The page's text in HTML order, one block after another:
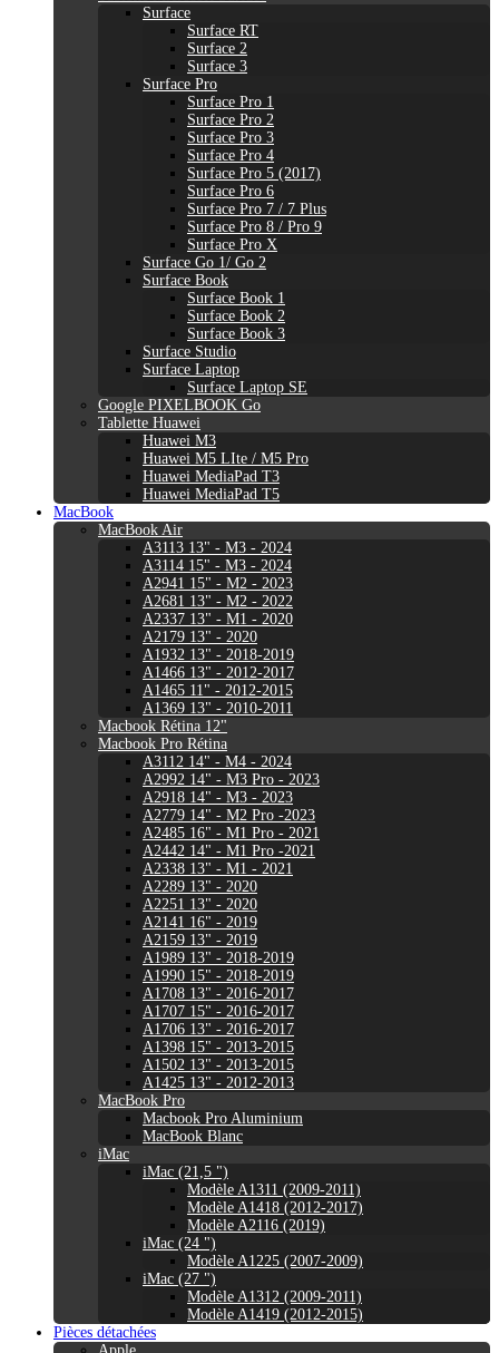
Surface
Surface RT
Surface 2
Surface 3
Surface Pro
Surface Pro 1
Surface Pro 2
Surface Pro 3
Surface Pro 4
Surface Pro 5 (2017)
Surface Pro 6
Surface Pro 7 / 7 Plus
Surface Pro 8 / Pro 9
Surface Pro X
Surface Go 1/ Go 2
Surface Book
Surface Book 1
Surface Book 2
Surface Book 3
Surface Studio
Surface Laptop
Surface Laptop SE
Google PIXELBOOK Go
Tablette Huawei
Huawei M3
Huawei M5 LIte / M5 Pro
Huawei MediaPad T3
Huawei MediaPad T5
MacBook
MacBook Air
A3113 13" - M3 - 2024
A3114 15" - M3 - 2024
A2941 15" - M2 - 2023
A2681 13" - M2 - 2022
A2337 13" - M1 - 2020
A2179 13" - 2020
A1932 13" - 2018-2019
A1466 13" - 2012-2017
A1465 11" - 2012-2015
A1369 13" - 2010-2011
Macbook Rétina 12"
Macbook Pro Rétina
A3112 14" - M4 - 2024
A2992 14" - M3 Pro - 2023
A2918 14" - M3 - 2023
A2779 14" - M2 Pro -2023
A2485 16" - M1 Pro - 2021
A2442 14" - M1 Pro -2021
A2338 13" - M1 - 2021
A2289 13" - 2020
A2251 13" - 2020
A2141 16" - 2019
A2159 13" - 2019
A1989 13" - 2018-2019
A1990 15" - 2018-2019
A1708 13" - 2016-2017
A1707 15" - 2016-2017
A1706 13" - 2016-2017
A1398 15" - 2013-2015
A1502 13" - 2013-2015
A1425 13" - 2012-2013
MacBook Pro
Macbook Pro Aluminium
MacBook Blanc
iMac
iMac (21,5 ")
Modèle A1311 (2009-2011)
Modèle A1418 (2012-2017)
Modèle A2116 (2019)
iMac (24 ")
Modèle A1225 (2007-2009)
iMac (27 ")
Modèle A1312 (2009-2011)
Modèle A1419 (2012-2015)
Pièces détachées